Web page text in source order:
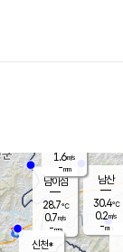
남이섬
28.7℃
0.7m/s
-mm
남산
30.4℃
0.2m/s
-mm
1.6m/s
-mm
신천*